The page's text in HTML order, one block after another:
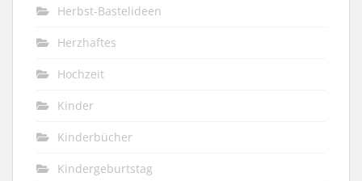
Herbst-Bastelideen
Herzhaftes
Hochzeit
Kinder
Kinderbücher
Kindergeburtstag